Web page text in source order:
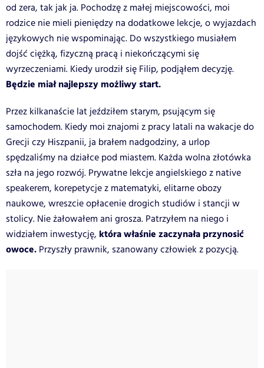
od zera, tak jak ja. Pochodzę z małej miejscowości, moi
rodzice nie mieli pieniędzy na dodatkowe lekcje, o wyjazdach
językowych nie wspominając. Do wszystkiego musiałem
dojść ciężką, fizyczną pracą i niekończącymi się
wyrzeczeniami. Kiedy urodził się Filip, podjąłem decyzję.
Będzie miał najlepszy możliwy start.
Przez kilkanaście lat jeździłem starym, psującym się
samochodem. Kiedy moi znajomi z pracy latali na wakacje do
Grecji czy Hiszpanii, ja brałem nadgodziny, a urlop
spędzaliśmy na działce pod miastem. Każda wolna złotówka
szła na jego rozwój. Prywatne lekcje angielskiego z native
speakerem, korepetycje z matematyki, elitarne obozy
naukowe, wreszcie opłacenie drogich studiów i stancji w
stolicy. Nie żałowałem ani grosza. Patrzyłem na niego i
widziałem inwestycję, która właśnie zaczynała przynosić
owoce. Przyszły prawnik, szanowany człowiek z pozycją.